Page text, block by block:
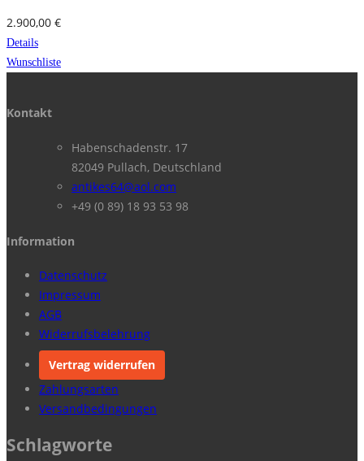
2.900,00 €
Details
Wunschliste
Kontakt
Habenschadenstr. 17
82049 Pullach, Deutschland
antikes64@aol.com
+49 (0 89) 18 93 53 98
Information
Datenschutz
Impressum
AGB
Widerrufsbelehrung
Vertrag widerrufen
Zahlungsarten
Versandbedingungen
Schlagworte